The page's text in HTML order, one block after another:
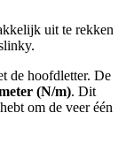
uit te rekken
de hoofdletter. De
(N/m). Dit
om de veer één